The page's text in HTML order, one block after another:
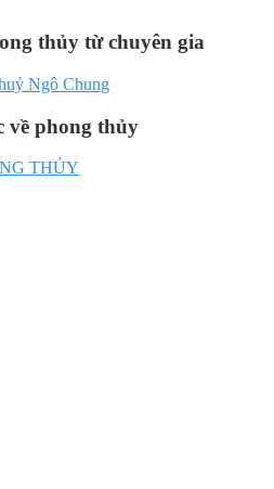
thủy từ chuyên gia
Ngô Chung
về phong thủy
THỦY